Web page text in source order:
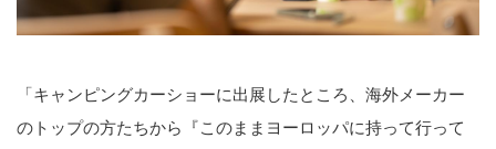
「キャンピングカーショーに出展したところ、海外メーカー
のトップの方たちから『このままヨーロッパに持って行って